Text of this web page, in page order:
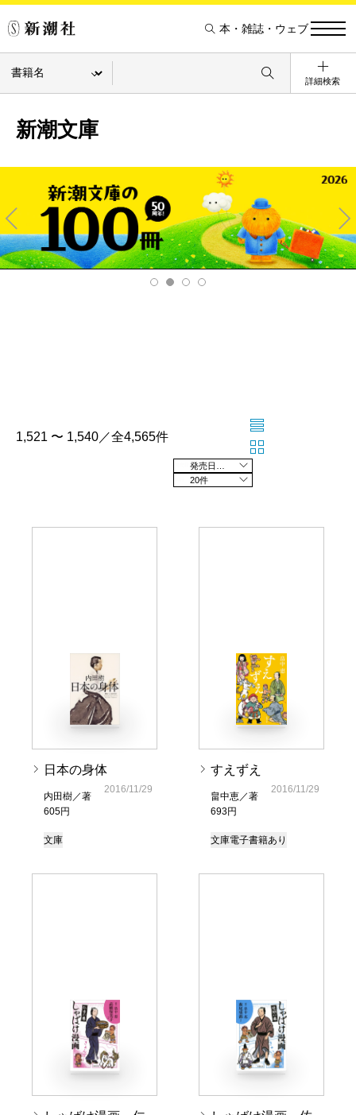
本・雑誌・ウェブ
詳細検索
新潮文庫
Pre
v
Ne
xt
1,521 〜 1,540／全4,565件
20件
日本の身体
内田樹／著
605円
2016/11/29
文庫
すえずえ
畠中恵／著
693円
2016/11/29
文庫電子書籍あり